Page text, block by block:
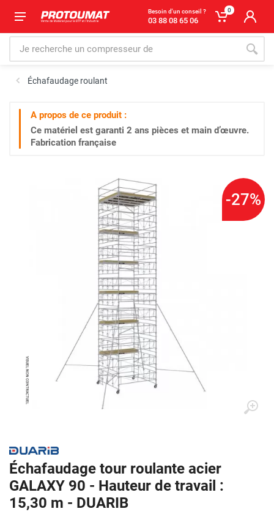
Besoin d'un conseil ?
03 88 08 65 06
0
Échafaudage roulant
A propos de ce produit :
Ce matériel est garanti 2 ans pièces et main d’œuvre.
Fabrication française
-27%
Échafaudage tour roulante acier
GALAXY 90 - Hauteur de travail :
15,30 m - DUARIB